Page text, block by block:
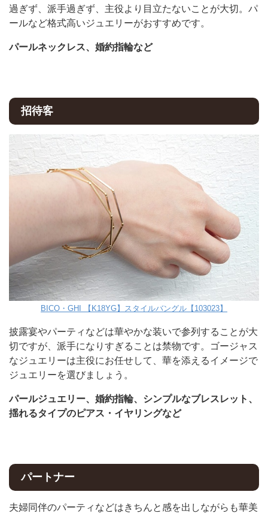
過ぎず、派手過ぎず、主役より目立たないことが大切。パ
ールなど格式高いジュエリーがおすすめです。
パールネックレス、婚約指輪など
招待客
BICO・GHI 【K18YG】スタイルバングル【103023】
披露宴やパーティなどは華やかな装いで参列することが大
切ですが、派手になりすぎることは禁物です。ゴージャス
なジュエリーは主役にお任せして、華を添えるイメージで
ジュエリーを選びましょう。
パールジュエリー、婚約指輪、シンプルなブレスレット、
揺れるタイプのピアス・イヤリングなど
パートナー
夫婦同伴のパーティなどはきちんと感を出しながらも華美